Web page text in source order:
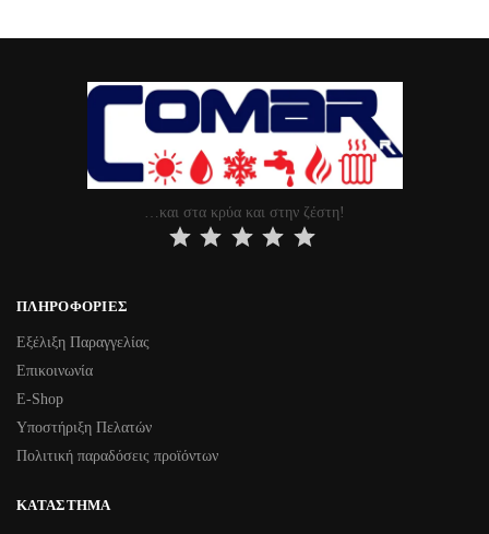
…και στα κρύα και στην ζέστη!
ΠΛΗΡΟΦΟΡΊΕΣ
Εξέλιξη Παραγγελίας
Επικοινωνία
Ε-Shop
Υποστήριξη Πελατών
Πολιτική παραδόσεις προϊόντων
ΚΑΤΆΣΤΗΜΑ